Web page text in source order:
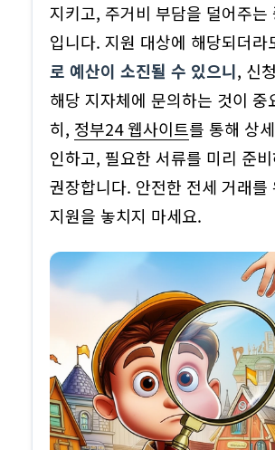
지키고, 주거비 부담을 덜어주는
입니다. 지원 대상에 해당되더
로 예산이 소진될 수 있으니, 신
해당 지자체에 문의하는 것이 중
히, 정부24 웹사이트를 통해 상
인하고, 필요한 서류를 미리 준
권장합니다. 안전한 전세 거래를
지원을 놓치지 마세요.